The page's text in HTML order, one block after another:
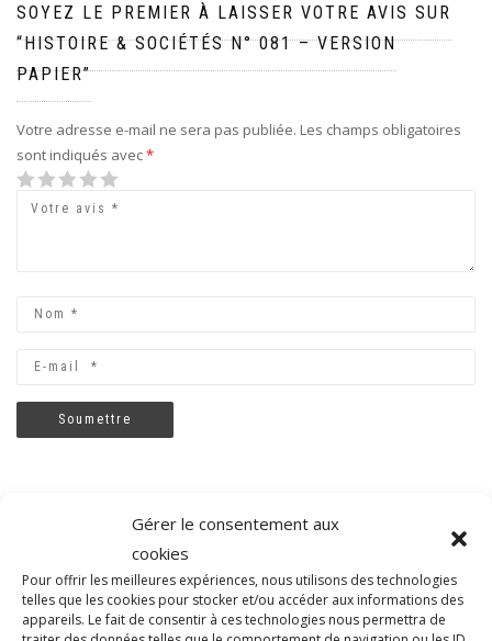
Gérer le consentement aux
cookies
Pour offrir les meilleures expériences, nous utilisons des technologies
telles que les cookies pour stocker et/ou accéder aux informations des
appareils. Le fait de consentir à ces technologies nous permettra de
SOYEZ LE PREMIER À LAISSER VOTRE AVIS SUR
“HISTOIRE & SOCIÉTÉS N° 081 – VERSION
PAPIER”
Votre adresse e-mail ne sera pas publiée. Les champs obligatoires
sont indiqués avec*
1
2
3
4
5